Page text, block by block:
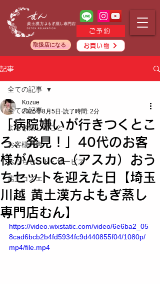
ご予約
お買い物
取扱店になる
記事
全ての記事
よもぎ蒸しのこと
お客様の声
おうちセット・サービス
店主コズエ
全ての記事
「病院嫌いが行きつくとこ
ろ、発見！」40代のお客
様がAsuca（アスカ）おう
ちセットを迎えた日【埼玉
川越 黄土漢方よもぎ蒸し
専門店むん】
Kozue
2025年8月5日 読了時間: 2分
https://video.wixstatic.com/video/6e6ba2_05
8cad6bcb2b4fd5934fc9d440855f04/1080p/
mp4/file.mp4